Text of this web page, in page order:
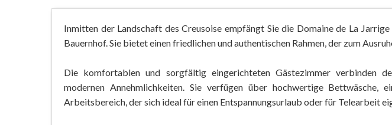
Inmitten der Landschaft des Creusoise empfängt Sie die Domaine de La
Bauernhof. Sie bietet einen friedlichen und authentischen Rahmen, der zum
Die komfortablen und sorgfältig eingerichteten Gästezimmer verbinden
modernen Annehmlichkeiten. Sie verfügen über hochwertige Bettwäsche,
Arbeitsbereich, der sich ideal für einen Entspannungsurlaub oder für Telearbeit